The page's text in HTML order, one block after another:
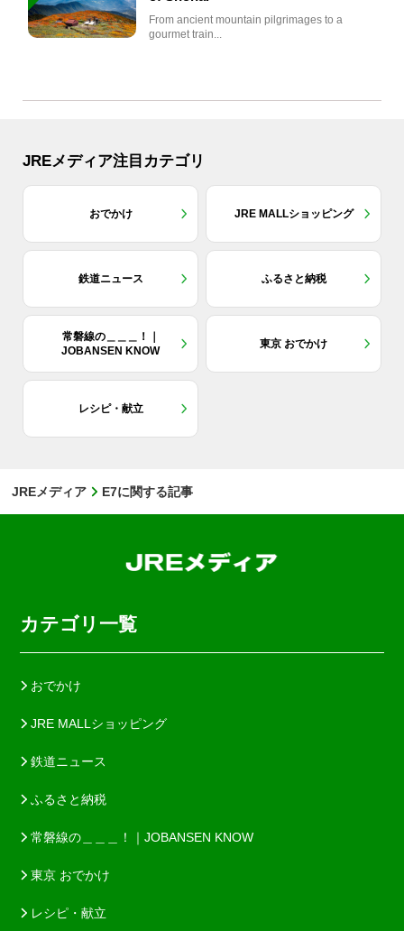
From ancient mountain pilgrimages to a
gourmet train...
JREメディア注目カテゴリ
おでかけ JRE MALLショッピング
鉄道ニュース ふるさと納税
常磐線の＿＿＿！｜
JOBANSEN KNOW
東京 おでかけ
レシピ・献立
JREメディア E7に関する記事
カテゴリ一覧
おでかけ
JRE MALLショッピング
鉄道ニュース
ふるさと納税
常磐線の＿＿＿！｜JOBANSEN KNOW
東京 おでかけ
レシピ・献立